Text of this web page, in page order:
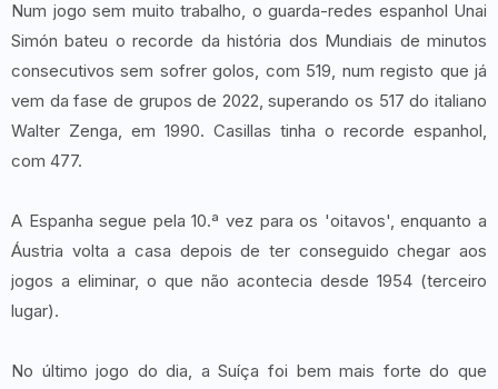
Num jogo sem muito trabalho, o guarda-redes espanhol Unai
Simón bateu o recorde da história dos Mundiais de minutos
consecutivos sem sofrer golos, com 519, num registo que já
vem da fase de grupos de 2022, superando os 517 do italiano
Walter Zenga, em 1990. Casillas tinha o recorde espanhol,
com 477.
A Espanha segue pela 10.ª vez para os 'oitavos', enquanto a
Áustria volta a casa depois de ter conseguido chegar aos
jogos a eliminar, o que não acontecia desde 1954 (terceiro
lugar).
No último jogo do dia, a Suíça foi bem mais forte do que